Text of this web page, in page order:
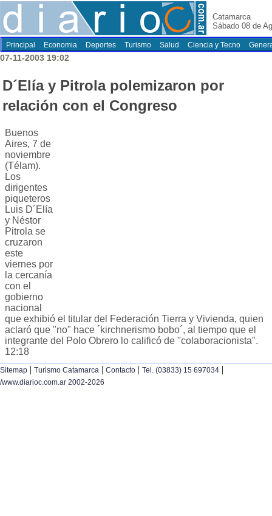
Catamarca
Sábado 08 de
Principal Economia Deportes Turismo Salud Ciencia y Tecno
07-11-2003 19:02
D´Elía y Pitrola polemizaron por
relación con el Congreso
Buenos
Aires, 7 de
noviembre
(Télam).
Los
dirigentes
piqueteros
Luis D´Elía
y Néstor
Pitrola se
cruzaron
este
viernes por
la cercanía
con el
gobierno
nacional
que exhibió el titular del Federación Tierra y Vivienda, quien
aclaró que "no" hace ´kirchnerismo bobo´, al tiempo que el
integrante del Polo Obrero lo calificó de "colaboracionista".
12:18
Sitemap | Turismo Catamarca | Contacto | Tel. (03833) 15 697034 |
/www.diarioc.com.ar 2002-2026